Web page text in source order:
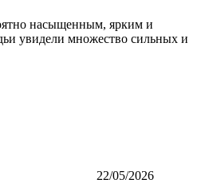
насыщенным, ярким и
увидели множество сильных и
22/05/2026